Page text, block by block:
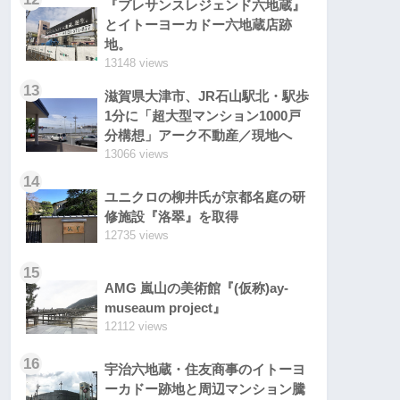
『プレサンスレジェンド六地蔵』
とイトーヨーカドー六地蔵店跡
地。
13148 views
13
滋賀県大津市、JR石山駅北・駅歩
1分に「超大型マンション1000戸
分構想」アーク不動産／現地へ
13066 views
14
ユニクロの柳井氏が京都名庭の研
修施設『洛翠』を取得
12735 views
15
AMG 嵐山の美術館『(仮称)ay-
museaum project』
12112 views
16
宇治六地蔵・住友商事のイトーヨ
ーカドー跡地と周辺マンション騰